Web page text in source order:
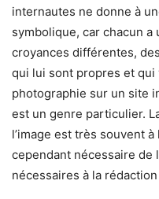
internautes ne donne à
symbolique, car chacun
croyances différentes, des
qui lui sont propres et
photographie sur un site
est un genre particulier.
l’image est très souvent
cependant nécessaire
nécessaires à la